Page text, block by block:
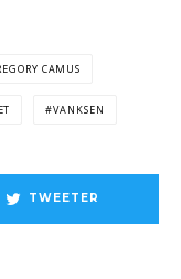
CAMUS
VANKSEN
TWEETER